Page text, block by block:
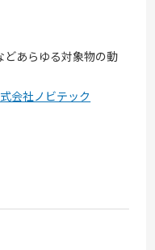
どあらゆる対象物の動
会社ノビテック